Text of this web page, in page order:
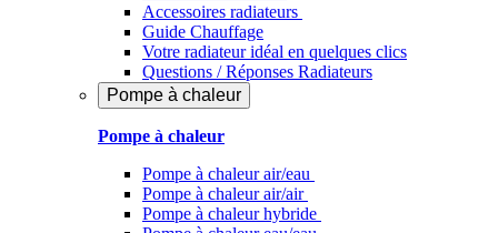
Accessoires radiateurs
Guide Chauffage
Votre radiateur idéal en quelques clics
Questions / Réponses Radiateurs
Pompe à chaleur
Pompe à chaleur
Pompe à chaleur air/eau
Pompe à chaleur air/air
Pompe à chaleur hybride